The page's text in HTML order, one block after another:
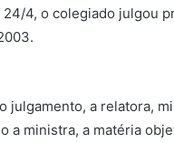
4, o colegiado julgou
julgamento, a relatora,
a ministra, a matéria